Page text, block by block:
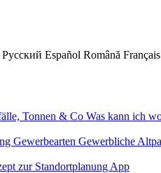
Русский Español Română Français
Tonnen & Co Was kann ich
Gewerbearten Gewerbliche
zur Standortplanung App